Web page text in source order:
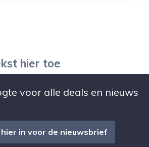
hier toe
voor alle deals en nieuws
in voor de nieuwsbrief